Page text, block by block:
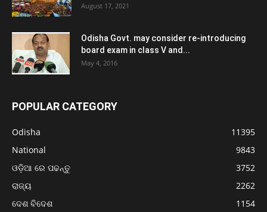
August 17, 2021
Odisha Govt. may consider re-introducing
board exam in class V and...
May 4, 2016
POPULAR CATEGORY
Odisha
11395
National
9843
ଓଡ଼ିଆ ରେ ପଢନ୍ତୁ
3752
ରାଜ୍ୟ
2262
ଦେଶ ବିଦେଶ
1154